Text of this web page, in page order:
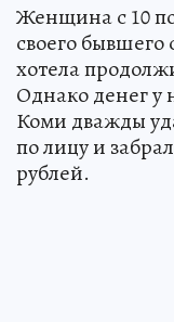
Женщина с 10
своего
хотела
Однако денег у
Коми дважды
по лицу и
рублей.